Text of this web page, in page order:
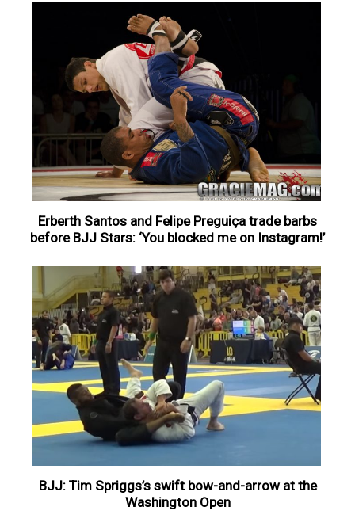
Erberth Santos and Felipe Preguiça trade barbs
before BJJ Stars: ‘You blocked me on Instagram!’
BJJ: Tim Spriggs’s swift bow-and-arrow at the
Washington Open